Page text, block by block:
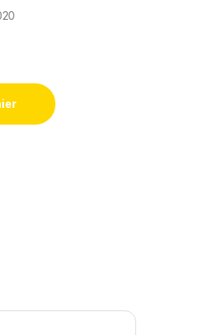
iPhone SE 2020 Blanc + Colle